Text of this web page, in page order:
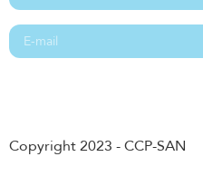
3.30 Droits et devoirs
3.31 Salaire en cas de
Copyright 2023 - CCP-SAN